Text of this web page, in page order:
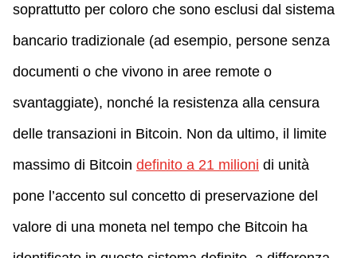
soprattutto per coloro che sono esclusi dal sistema
bancario tradizionale (ad esempio, persone senza
documenti o che vivono in aree remote o
svantaggiate), nonché la resistenza alla censura
delle transazioni in Bitcoin. Non da ultimo, il limite
massimo di Bitcoin definito a 21 milioni di unità
pone l’accento sul concetto di preservazione del
valore di una moneta nel tempo che Bitcoin ha